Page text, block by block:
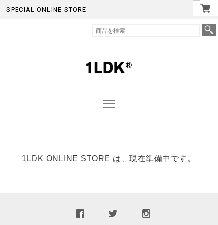
SPECIAL ONLINE STORE
1LDK ONLINE STORE は、現在準備中です。